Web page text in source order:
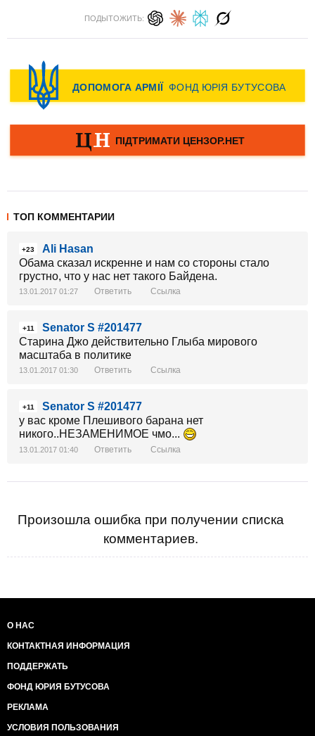
ПОДЫТОЖИТЬ:
ТОП КОММЕНТАРИИ
+23
Ali Hasan
Обама сказал искренне и нам со стороны стало
грустно, что у нас нет такого Байдена.
13.01.2017 01:27 Ответить Ссылка
+11
Senator S #201477
Старина Джо действительно Глыба мирового
масштаба в политике
13.01.2017 01:30 Ответить Ссылка
+11
Senator S #201477
у вас кроме Плешивого барана нет
никого..НЕЗАМЕНИМОЕ чмо...
13.01.2017 01:40 Ответить Ссылка
Произошла ошибка при получении списка
комментариев.
О НАС
КОНТАКТНАЯ ИНФОРМАЦИЯ
ПОДДЕРЖАТЬ
ФОНД ЮРИЯ БУТУСОВА
РЕКЛАМА
УСЛОВИЯ ПОЛЬЗОВАНИЯ